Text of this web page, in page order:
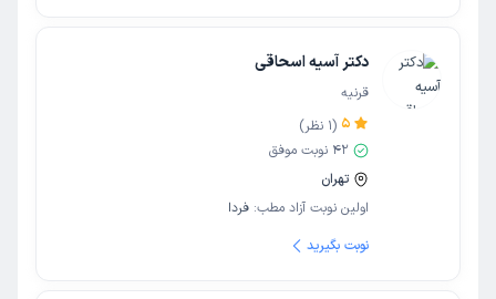
دکتر آسیه اسحاقی
قرنیه
5
(
1 نظر)
42 نوبت موفق
تهران
اولین نوبت آزاد مطب: فردا
نوبت بگیرید